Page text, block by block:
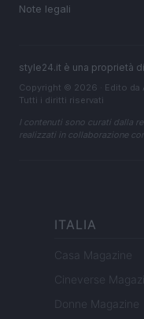
Note legali
style24.it è una proprietà
Copyright © 2026 · Edito da
Tutti i diritti riservati
I contenuti sono curati dalla
realizzati in collaborazione
ITALIA
Casa Magazine
Cineverse
Donne Magazine